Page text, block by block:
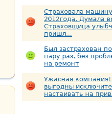
Страховала машину
2012года. Думала
Страховщица
пришл...
Был застрахован
пару раз, без
на ремонт
Ужасная
выгодны
настаивать на